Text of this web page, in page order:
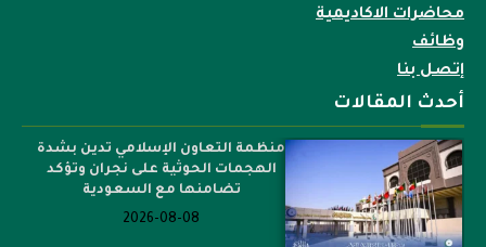
محاضرات الاكاديمية
وظائف
إتصل بنا
أحدث المقالات
منظمة التعاون الإسلامي تدين بشدة
الهجمات الحوثية على نجران وتؤكد
تضامنها مع السعودية
2026-08-08